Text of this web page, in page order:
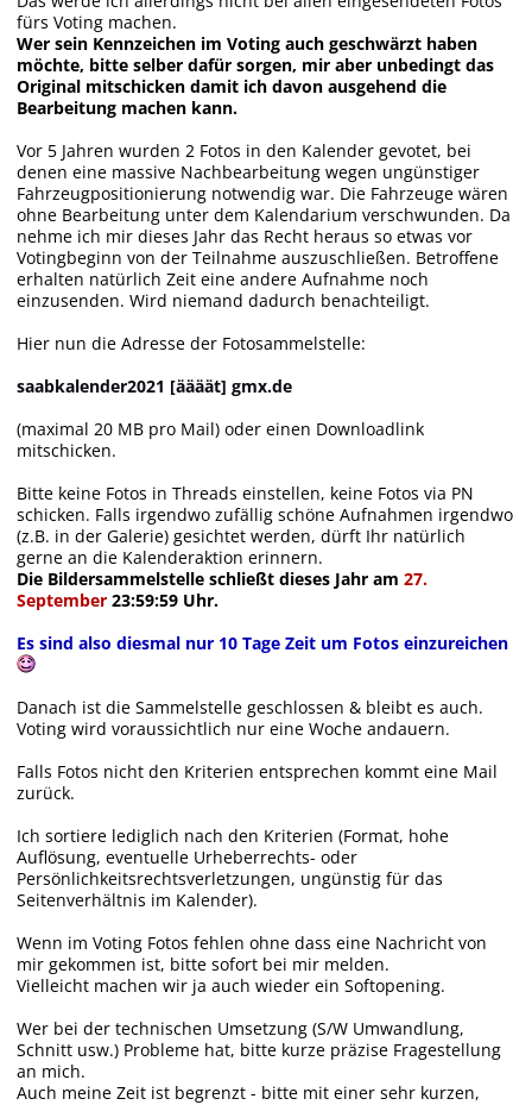
fürs Voting machen.
Wer sein Kennzeichen im Voting auch geschwärzt haben
möchte, bitte selber dafür sorgen, mir aber unbedingt das
Original mitschicken damit ich davon ausgehend die
Bearbeitung machen kann.
Vor 5 Jahren wurden 2 Fotos in den Kalender gevotet, bei
denen eine massive Nachbearbeitung wegen ungünstiger
Fahrzeugpositionierung notwendig war. Die Fahrzeuge wären
ohne Bearbeitung unter dem Kalendarium verschwunden. Da
nehme ich mir dieses Jahr das Recht heraus so etwas vor
Votingbeginn von der Teilnahme auszuschließen. Betroffene
erhalten natürlich Zeit eine andere Aufnahme noch
einzusenden. Wird niemand dadurch benachteiligt.
Hier nun die Adresse der Fotosammelstelle:
saabkalender2021 [äääät] gmx.de
(maximal 20 MB pro Mail) oder einen Downloadlink
mitschicken.
Bitte keine Fotos in Threads einstellen, keine Fotos via PN
schicken. Falls irgendwo zufällig schöne Aufnahmen irgendwo
(z.B. in der Galerie) gesichtet werden, dürft Ihr natürlich
gerne an die Kalenderaktion erinnern.
Die Bildersammelstelle schließt dieses Jahr am 27.
September 23:59:59 Uhr.
Es sind also diesmal nur 10 Tage Zeit um Fotos einzureichen
Danach ist die Sammelstelle geschlossen & bleibt es auch.
Voting wird voraussichtlich nur eine Woche andauern.
Falls Fotos nicht den Kriterien entsprechen kommt eine Mail
zurück.
Ich sortiere lediglich nach den Kriterien (Format, hohe
Auflösung, eventuelle Urheberrechts- oder
Persönlichkeitsrechtsverletzungen, ungünstig für das
Seitenverhältnis im Kalender).
Wenn im Voting Fotos fehlen ohne dass eine Nachricht von
mir gekommen ist, bitte sofort bei mir melden.
Vielleicht machen wir ja auch wieder ein Softopening.
Wer bei der technischen Umsetzung (S/W Umwandlung,
Schnitt usw.) Probleme hat, bitte kurze präzise Fragestellung
an mich.
Auch meine Zeit ist begrenzt - bitte mit einer sehr kurzen,